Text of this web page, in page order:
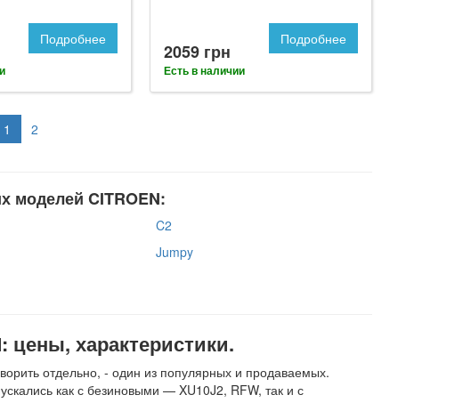
Подробнее
2059 грн
Есть в наличии
Подробнее
1 2
моделей CITROEN:
C2
Jumpy
характеристики.
отдельно, - один из популярных и продаваемых.
как с безиновыми — XU10J2, RFW, так и с